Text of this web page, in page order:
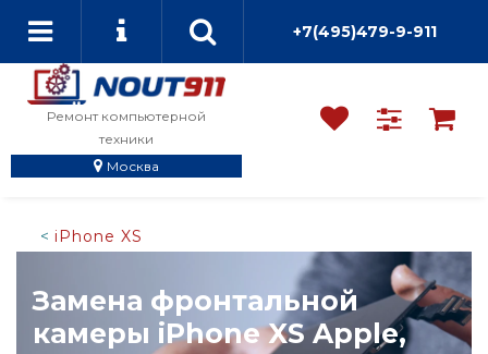
+7(495)479-9-911
Ремонт компьютерной
техники
Москва
iPhone XS
Замена фронтальной
камеры iPhone XS Apple,